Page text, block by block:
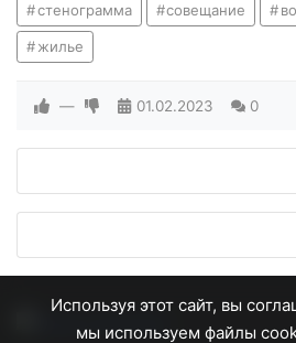
стенограмма совещание
жилье
— 01.02.2023 0
Используя этот сайт, вы
мы используем файлы